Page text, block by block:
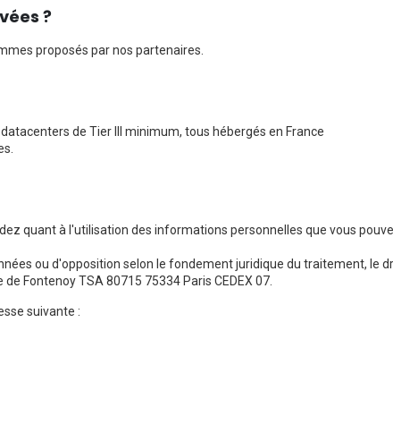
?
proposés par nos partenaires.
de Tier III minimum, tous hébergés en France
quant à l'utilisation des informations personnelles que vous
ou d'opposition selon le fondement juridique du traitement, le
Fontenoy TSA 80715 75334 Paris CEDEX 07.
suivante :